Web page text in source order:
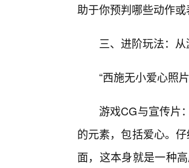
助于你预判哪些动作
三、进阶玩法：
“西施无小爱心照
游戏CG与宣传片
的元素，包括爱心。
面，这本身就是一种